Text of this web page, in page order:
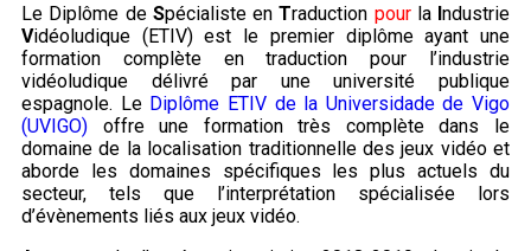
Le Diplôme de Spécialiste enTraduction pourla Industrie
Vidéoludique (ETIV) est le premier diplôme ayant une
formation complète en traduction pour l’industrie
vidéoludique délivré par une université publique
espagnole. Le Diplôme ETIV de la Universidade de Vigo
(UVIGO) offre une formation très complète dans le
domaine de la localisation traditionnelle des jeux vidéo et
aborde les domaines spécifiques les plus actuels du
secteur, tels que l’interprétation spécialisée lors
d’évènements liés aux jeux vidéo.